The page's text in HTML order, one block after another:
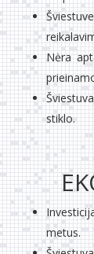
Nėra
stiklo.
metus.